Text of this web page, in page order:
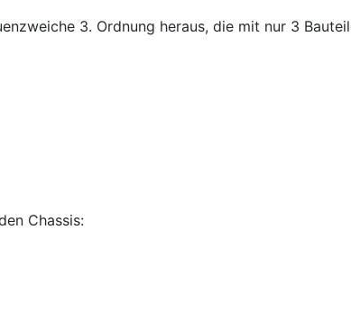
3. Ordnung heraus, die mit nur 3
Chassis: